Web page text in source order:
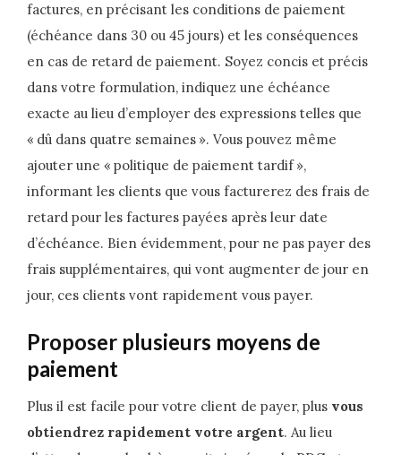
factures, en précisant les conditions de paiement
(échéance dans 30 ou 45 jours) et les conséquences
en cas de retard de paiement. Soyez concis et précis
dans votre formulation, indiquez une échéance
exacte au lieu d’employer des expressions telles que
« dû dans quatre semaines ». Vous pouvez même
ajouter une « politique de paiement tardif »,
informant les clients que vous facturerez des frais de
retard pour les factures payées après leur date
d’échéance. Bien évidemment, pour ne pas payer des
frais supplémentaires, qui vont augmenter de jour en
jour, ces clients vont rapidement vous payer.
Proposer plusieurs moyens de
paiement
Plus il est facile pour votre client de payer, plus vous
obtiendrez rapidement votre argent. Au lieu